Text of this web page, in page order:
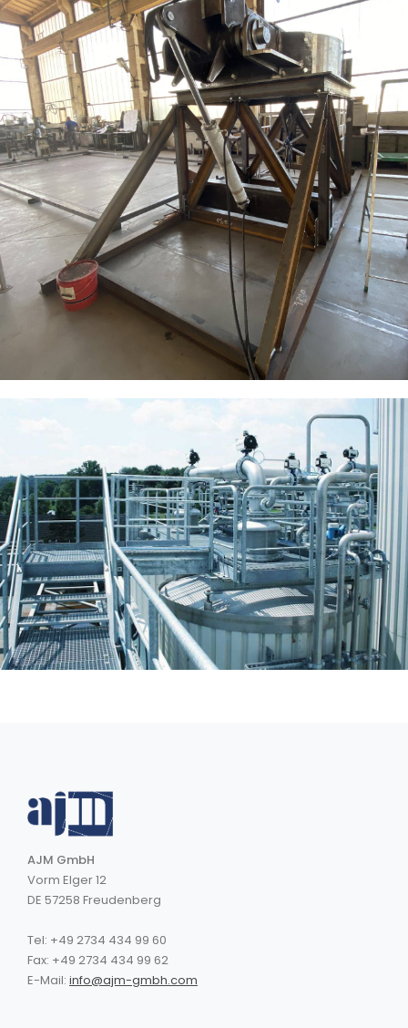
AJM GmbH
Vorm Elger 12
DE 57258 Freudenberg
Tel: +49 2734 434 99 60
Fax: +49 2734 434 99 62
E-Mail: info@ajm-gmbh.com